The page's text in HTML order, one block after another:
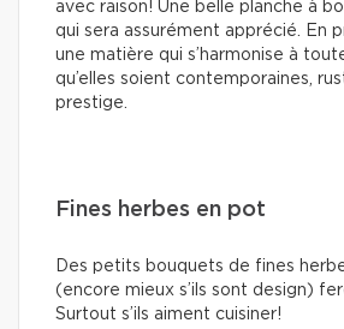
avec raison! Une belle planche à
qui sera assurément apprécié. En
une matière qui s’harmonise à
qu’elles soient contemporaines,
prestige.
Fines herbes en pot
Des petits bouquets de fines
(encore mieux s’ils sont design)
Surtout s’ils aiment cuisiner!